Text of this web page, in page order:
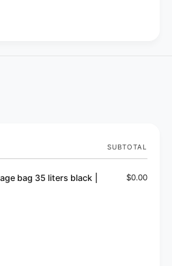
SUBTOTAL
bag 35 liters black |
$0.00